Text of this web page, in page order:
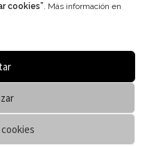
cookies”. Más información en
2026